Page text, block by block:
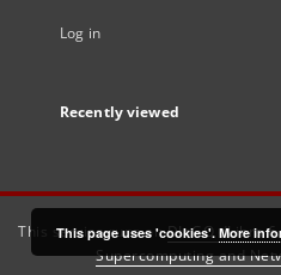
Log in
Recently viewed
This service runs onDInGO dLibra
Supercomputing and
This page uses 'cookies'. More